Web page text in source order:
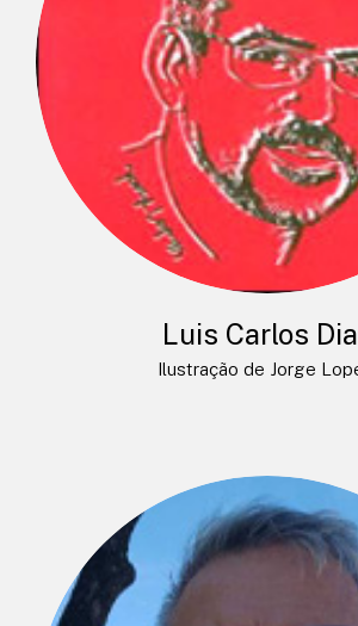
Luis Carlos
Ilustração de Jorge